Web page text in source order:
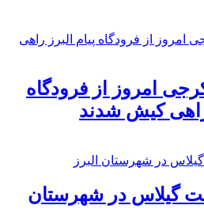
امروز از فرودگاه
راهی کیش شدند
گیلاس در شهرستان